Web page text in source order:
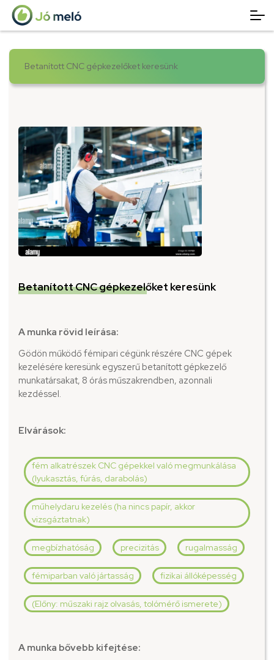
Betanított CNC gépkezelőket keresünk
Betanított CNC gépkezelőket keresünk
A munka rövid leírása:
Gödön működő fémipari cégünk részére CNC gépek
kezelésére keresünk egyszerű betanított gépkezelő
munkatársakat, 8 órás műszakrendben, azonnali
kezdéssel.
Elvárások:
fém alkatrészek CNC gépekkel való megmunkálása
(lyukasztás, fúrás, darabolás)
műhelydaru kezelés (ha nincs papír, akkor
vizsgáztatnak)
megbízhatóság precizitás rugalmasság
fémiparban való jártasság fizikai állóképesség
(Előny: műszaki rajz olvasás, tolómérő ismerete)
A munka bővebb kifejtése: